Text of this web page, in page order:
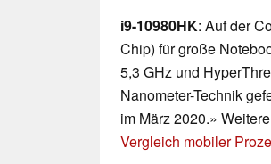
i9-10980HK: Auf der
Chip) für große
5,3 GHz und
Nanometer-Technik
im März 2020.»
Vergleich mobiler